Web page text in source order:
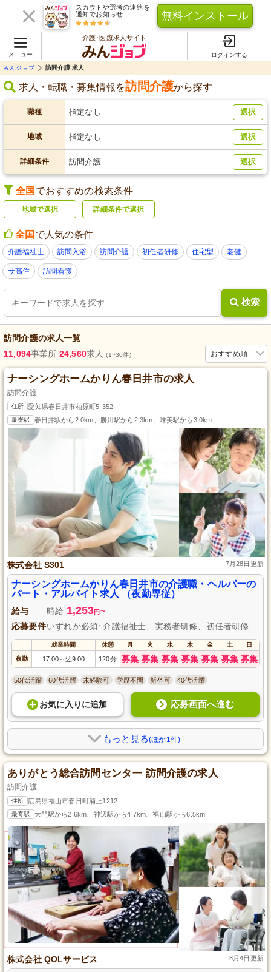
スカウトや選考の連絡を
通知でお知らせ
無料インストール
メニュー
介護･医療求人サイト
ログインする
みんジョブ
訪問介護 求人
求人・転職・募集情報を訪問介護から探す
職種 指定なし 選択
地域 指定なし 選択
詳細条件 訪問介護 選択
全国 でおすすめの検索条件
地域で選択 詳細条件で選択
全国 で人気の条件
介護福祉士 訪問入浴 訪問介護 初任者研修 住宅型 老健
サ高住 訪問看護
検索
訪問介護の求人一覧
おすすめ順
11,094事業所 24,560求人(1~30件)
ナーシングホームかりん春日井市の求人
訪問介護
住所 愛知県春日井市柏原町5-352
最寄駅 春日井駅から2.0km、勝川駅から2.3km、味美駅から3.0km
株式会社 S301 7月28日更新
ナーシングホームかりん春日井市の介護職・ヘルパーの
パート・アルバイト求人 （夜勤専従）
給与 時給 1,253円 ~
応募要件いずれか必須: 介護福祉士、実務者研修、初任者研修
就業時間 休憩 月 火 水 木 金 土 日
夜勤 17:00～ 翌9:00 120分 募集 募集 募集 募集 募集 募集 募集
50代活躍 60代活躍 未経験可 学歴不問 新卒可 40代活躍
お気に入り に追加 応募画面へ進む
もっと見る(ほか1件)
ありがとう総合訪問センター 訪問介護の求人
訪問介護
住所 広島県福山市春日町浦上1212
最寄駅 大門駅から2.6km、神辺駅から4.7km、福山駅から6.5km
株式会社 QOLサービス 8月4日更新